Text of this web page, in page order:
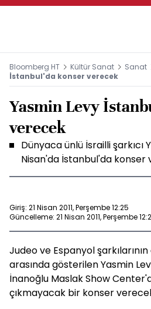
Bloomberg HT Kültür Sanat Sanat
İstanbul'da konser verecek
Yasmin Levy
verecek
Dünyaca ünlü İsrailli şarkıcı
Nisan'da İstanbul'da konser
Giriş: 21 Nisan 2011, Perşembe 12:25
Güncelleme: 21 Nisan 2011, Perşembe
Judeo ve Espanyol
arasında gösterilenYasmin
İnanoğlu Maslak Show
çıkmayacak bir konser